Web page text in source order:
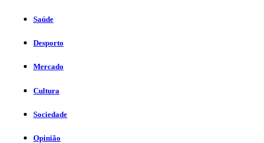
Saúde
Desporto
Mercado
Cultura
Sociedade
Opinião